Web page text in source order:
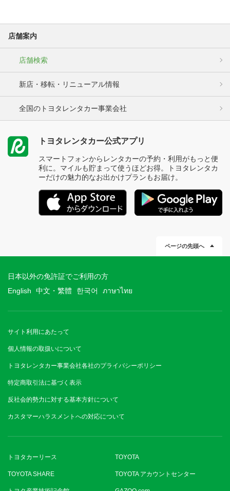
店舗案内
店舗検索
新店・移転・リニューアル情報
全国のトヨタレンタカー事業会社
トヨタレンタカー公式アプリ
スマートフォンからレンタカーの予約・利用がもっと便
利に。マイルも貯まって使うほどお得。トヨタレンタカ
ーだけの魅力的なお出かけプランもお届け。
ページの先頭へ
日本以外の免許証でご利用の方
English
中文・繁體 한국어 ภาษาไทย
サイト利用にあたって
個人情報の取扱いについて
トヨタレンタカー事業会社各社のプライバシーポリシー
特定商取引法に基づく表示
反社会的勢力に対する基本方針について
カスタマーハラスメントへの対応について
トヨタカーリース TOYOTA
TOYOTA SHARE TOYOTA アカウントセンター